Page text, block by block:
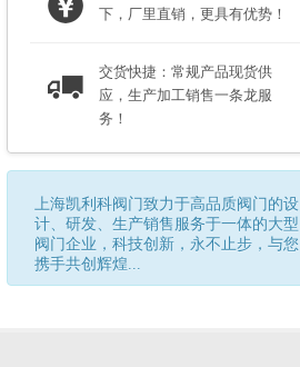
下，厂里直销，更具有优势！
交货快捷：常规产品现货供
应，生产加工销售一条龙服
务！
上海凯利科阀门致力于高品质阀门的设
计、研发、生产销售服务于一体的大型
阀门企业，科技创新，永不止步，与您
携手共创辉煌...